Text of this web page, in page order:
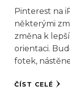
Pinterest na
některými
změna k
orientaci.
fotek,
ČÍST CELÉ